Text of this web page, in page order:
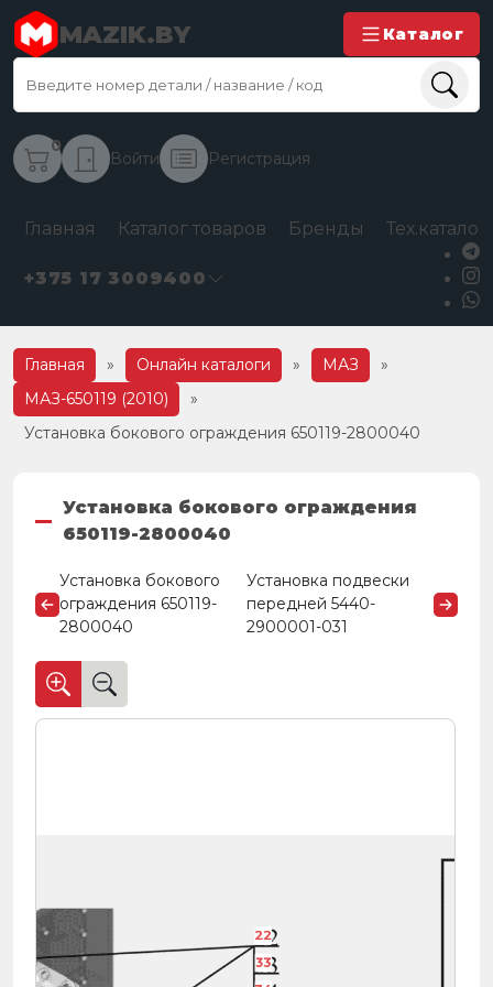
MAZIK.BY Каталог
0
Войти Регистрация
Главная Каталог товаров Бренды
+375 17 3009400
Главная » Онлайн каталоги » МАЗ
»
МАЗ-650119 (2010)
»
Установка бокового ограждения 650119-2800040
Установка бокового ограждения
650119-2800040
Установка бокового
ограждения 650119-
2800040
Установка подвески
передней 5440-
2900001-031
33
22